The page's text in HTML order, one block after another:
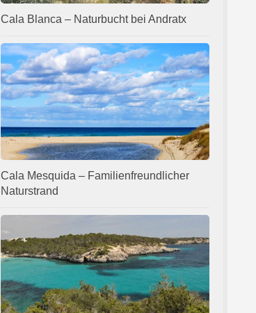
Cala Blanca – Naturbucht bei Andratx
Cala Mesquida – Familienfreundlicher
Naturstrand